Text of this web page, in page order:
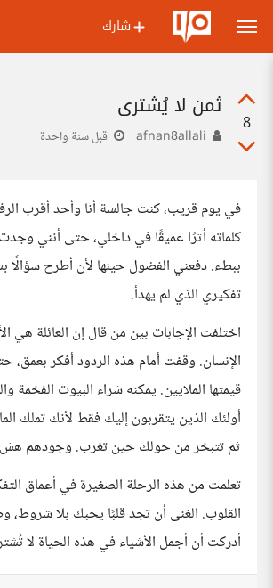
شارك
8
ثمن لا يُشترى
قبل سنة واحدة
في يوم قريب، كنت جالسة أنا وأحد أقرب
كلماته أثرًا عميقًا في داخلي، حتى أنني
ببطء. دفعني الفضول حينها لأن أطرح
تفكيري الذي لم يهدأ.
اختلفت الإجابات بين من قال إن العائلة هي
الإنسان. وقفت أمام هذه الردود أفكر
قيمتها الملايين. يمكنه شراء البيوت الفخمة
أولئك الذين يتقربون إليك فقط لأنك تملك
ثم تتبخر من حولك حين تغرب. وجودهم هش
تعلمت من هذه الرحلة الصغيرة في أعماق
القلوب. الغنى أن تجد قلبًا يحبك بلا
أدركت أن أجمل الأشياء في هذه الحياة لا